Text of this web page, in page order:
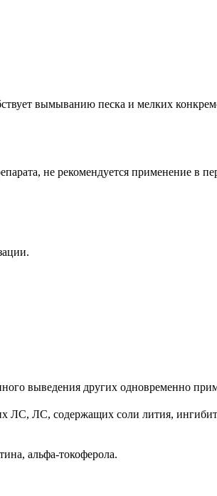
вымыванию песка и мелких
не рекомендуется применение в
выведения других одновременно
ЛС, ЛС, содержащих соли лития,
альфа-токоферола.